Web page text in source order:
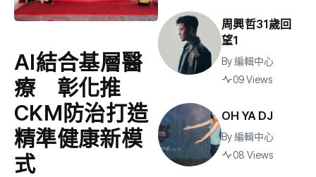
AI結合基層醫
療 彰化推
CKM防治打造
精準健康新模
式
周興哲31歲回
望1
By編輯中心
09 Views
OH YA DJ
By編輯中心
08 Views